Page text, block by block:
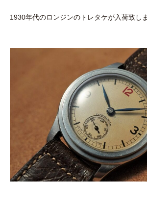
1930年代のロンジンのトレタケが入荷致し